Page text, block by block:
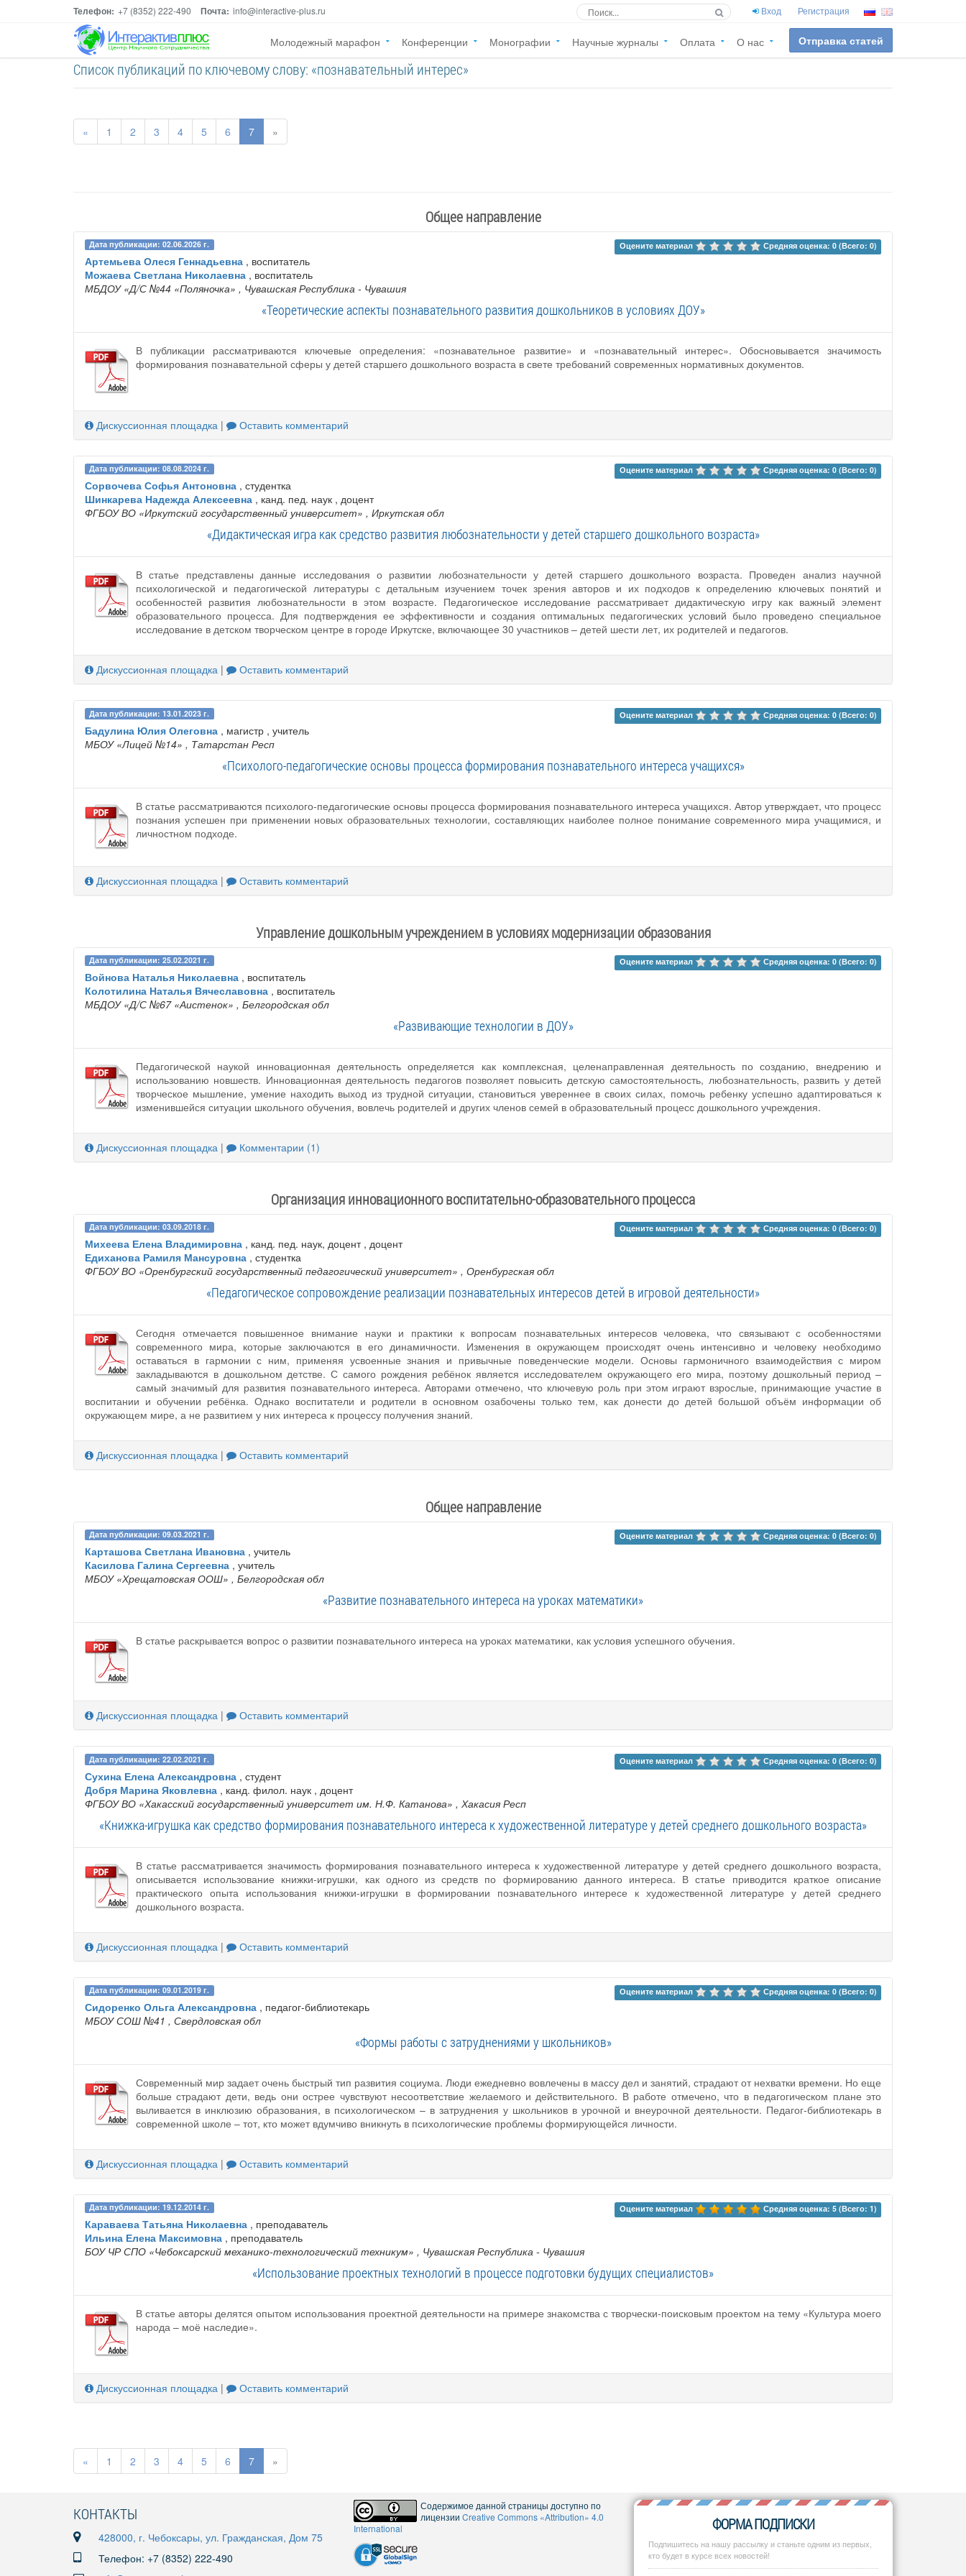
Телефон: +7 (8352) 222-490 Почта: info@interactive-plus.ru Вход Регистрация
Молодежный марафон Конференции Монографии Научные журналы Оплата О нас Отправка статей
Список публикаций по ключевому слову: «познавательный интерес»
« 1 2 3 4 5 6 7 »
Общее направление
Дата публикации: 02.06.2026 г. Оцените материал Средняя оценка: 0 (Всего: 0)
Артемьева Олеся Геннадьевна , воспитатель
Можаева Светлана Николаевна , воспитатель
МБДОУ «Д/С №44 «Поляночка» , Чувашская Республика - Чувашия
«Теоретические аспекты познавательного развития дошкольников в условиях ДОУ»
В публикации рассматриваются ключевые определения: «познавательное развитие» и «познавательный интерес». Обосновывается значимость
формирования познавательной сферы у детей старшего дошкольного возраста в свете требований современных нормативных документов.
Дискуссионная площадка | Оставить комментарий
Дата публикации: 08.08.2024 г. Оцените материал Средняя оценка: 0 (Всего: 0)
Сорвочева Софья Антоновна , студентка
Шинкарева Надежда Алексеевна , канд. пед. наук , доцент
ФГБОУ ВО «Иркутский государственный университет» , Иркутская обл
«Дидактическая игра как средство развития любознательности у детей старшего дошкольного возраста»
В статье представлены данные исследования о развитии любознательности у детей старшего дошкольного возраста. Проведен анализ научной
психологической и педагогической литературы с детальным изучением точек зрения авторов и их подходов к определению ключевых понятий и
особенностей развития любознательности в этом возрасте. Педагогическое исследование рассматривает дидактическую игру как важный элемент
образовательного процесса. Для подтверждения ее эффективности и создания оптимальных педагогических условий было проведено специальное
исследование в детском творческом центре в городе Иркутске, включающее 30 участников – детей шести лет, их родителей и педагогов.
Дискуссионная площадка | Оставить комментарий
Дата публикации: 13.01.2023 г. Оцените материал Средняя оценка: 0 (Всего: 0)
Бадулина Юлия Олеговна , магистр , учитель
МБОУ «Лицей №14» , Татарстан Респ
«Психолого-педагогические основы процесса формирования познавательного интереса учащихся»
В статье рассматриваются психолого-педагогические основы процесса формирования познавательного интереса учащихся. Автор утверждает, что процесс
познания успешен при применении новых образовательных технологии, составляющих наиболее полное понимание современного мира учащимися, и
личностном подходе.
Дискуссионная площадка | Оставить комментарий
Управление дошкольным учреждением в условиях модернизации образования
Дата публикации: 25.02.2021 г. Оцените материал Средняя оценка: 0 (Всего: 0)
Войнова Наталья Николаевна , воспитатель
Колотилина Наталья Вячеславовна , воспитатель
МБДОУ «Д/С №67 «Аистенок» , Белгородская обл
«Развивающие технологии в ДОУ»
Педагогической наукой инновационная деятельность определяется как комплексная, целенаправленная деятельность по созданию, внедрению и
использованию новшеств. Инновационная деятельность педагогов позволяет повысить детскую самостоятельность, любознательность, развить у детей
творческое мышление, умение находить выход из трудной ситуации, становиться увереннее в своих силах, помочь ребенку успешно адаптироваться к
изменившейся ситуации школьного обучения, вовлечь родителей и других членов семей в образовательный процесс дошкольного учреждения.
Дискуссионная площадка | Комментарии (1)
Организация инновационного воспитательно-образовательного процесса
Дата публикации: 03.09.2018 г. Оцените материал Средняя оценка: 0 (Всего: 0)
Михеева Елена Владимировна , канд. пед. наук, доцент , доцент
Едиханова Рамиля Мансуровна , студентка
ФГБОУ ВО «Оренбургский государственный педагогический университет» , Оренбургская обл
«Педагогическое сопровождение реализации познавательных интересов детей в игровой деятельности»
Сегодня отмечается повышенное внимание науки и практики к вопросам познавательных интересов человека, что связывают с особенностями
современного мира, которые заключаются в его динамичности. Изменения в окружающем происходят очень интенсивно и человеку необходимо
оставаться в гармонии с ним, применяя усвоенные знания и привычные поведенческие модели. Основы гармоничного взаимодействия с миром
закладываются в дошкольном детстве. С самого рождения ребёнок является исследователем окружающего его мира, поэтому дошкольный период –
самый значимый для развития познавательного интереса. Авторами отмечено, что ключевую роль при этом играют взрослые, принимающие участие в
воспитании и обучении ребёнка. Однако воспитатели и родители в основном озабочены только тем, как донести до детей большой объём информации об
окружающем мире, а не развитием у них интереса к процессу получения знаний.
Дискуссионная площадка | Оставить комментарий
Общее направление
Дата публикации: 09.03.2021 г. Оцените материал Средняя оценка: 0 (Всего: 0)
Карташова Светлана Ивановна , учитель
Касилова Галина Сергеевна , учитель
МБОУ «Хрещатовская ООШ» , Белгородская обл
«Развитие познавательного интереса на уроках математики»
В статье раскрывается вопрос о развитии познавательного интереса на уроках математики, как условия успешного обучения.
Дискуссионная площадка | Оставить комментарий
Дата публикации: 22.02.2021 г. Оцените материал Средняя оценка: 0 (Всего: 0)
Сухина Елена Александровна , студент
Добря Марина Яковлевна , канд. филол. наук , доцент
ФГБОУ ВО «Хакасский государственный университет им. Н.Ф. Катанова» , Хакасия Респ
«Книжка-игрушка как средство формирования познавательного интереса к художественной литературе у детей среднего дошкольного возраста»
В статье рассматривается значимость формирования познавательного интереса к художественной литературе у детей среднего дошкольного возраста,
описывается использование книжки-игрушки, как одного из средств по формированию данного интереса. В статье приводится краткое описание
практического опыта использования книжки-игрушки в формировании познавательного интересе к художественной литературе у детей среднего
дошкольного возраста.
Дискуссионная площадка | Оставить комментарий
Дата публикации: 09.01.2019 г. Оцените материал Средняя оценка: 0 (Всего: 0)
Сидоренко Ольга Александровна , педагог-библиотекарь
МБОУ СОШ №41 , Свердловская обл
«Формы работы с затруднениями у школьников»
Современный мир задает очень быстрый тип развития социума. Люди ежедневно вовлечены в массу дел и занятий, страдают от нехватки времени. Но еще
больше страдают дети, ведь они острее чувствуют несоответствие желаемого и действительного. В работе отмечено, что в педагогическом плане это
выливается в инклюзию образования, в психологическом – в затруднения у школьников в урочной и внеурочной деятельности. Педагог-библиотекарь в
современной школе – тот, кто может вдумчиво вникнуть в психологические проблемы формирующейся личности.
Дискуссионная площадка | Оставить комментарий
Дата публикации: 19.12.2014 г. Оцените материал Средняя оценка: 5 (Всего: 1)
Караваева Татьяна Николаевна , преподаватель
Ильина Елена Максимовна , преподаватель
БОУ ЧР СПО «Чебоксарский механико-технологический техникум» , Чувашская Республика - Чувашия
«Использование проектных технологий в процессе подготовки будущих специалистов»
В статье авторы делятся опытом использования проектной деятельности на примере знакомства с творчески-поисковым проектом на тему «Культура моего
народа – моё наследие».
Дискуссионная площадка | Оставить комментарий
« 1 2 3 4 5 6 7 »
КОНТАКТЫ
428000, г. Чебоксары, ул. Гражданская, Дом 75
Телефон: +7 (8352) 222-490
Содержимое данной страницы доступно по
лицензии Creative Commons «Attribution» 4.0
International
ФОРМА ПОДПИСКИ
Подпишитесь на нашу рассылку и станьте одним из первых,
кто будет в курсе всех новостей!